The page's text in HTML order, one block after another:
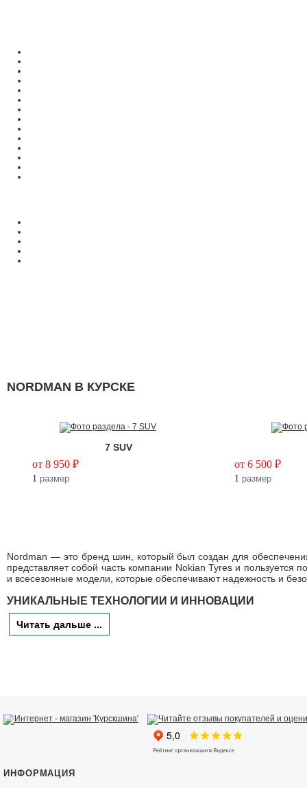
NORDMAN В КУРСКЕ
7 SUV
от 8 950 ₽
1 размер
от 6 500 ₽
1 размер
Nordman — это бренд шин, который был создан для
представляет собой часть компании Nokian Tyres и
и всесезонные модели, которые обеспечивают надежность и
УНИКАЛЬНЫЕ ТЕХНОЛОГИИ И ИННОВАЦИИ
Читать дальше ...
ИНФОРМАЦИЯ